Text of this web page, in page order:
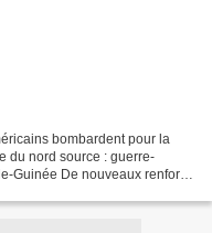
bombardent pour la
du nord source : guerre-
Guinée De nouveaux renforts